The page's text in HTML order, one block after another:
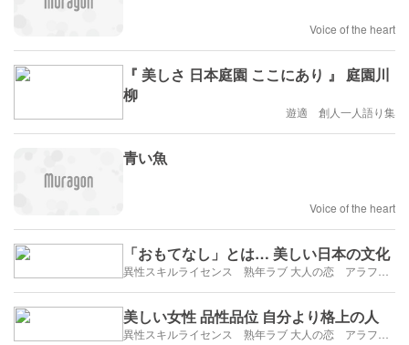
Voice of the heart
『 美しさ 日本庭園 ここにあり 』 庭園川
柳
遊適 創人一人語り集
青い魚
Voice of the heart
「おもてなし」とは… 美しい日本の文化
美しい女性 品性品位 自分より格上の人